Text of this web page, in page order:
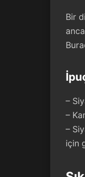
Bir
–
–
–
için